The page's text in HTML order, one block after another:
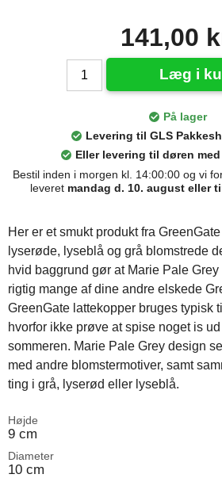
141,00
Læg i
På lager
Levering til GLS
Eller levering til døren med
Bestil inden i morgen kl. 14:00:00 og vi
leveret mandag d. 10. august eller
Her er et smukt produkt fra
lyserøde, lyseblå og grå blomstrede
hvid baggrund gør at Marie Pale
rigtig mange af dine andre elskede
GreenGate lattekopper bruges typisk
hvorfor ikke prøve at spise noget is
sommeren. Marie Pale Grey design
med andre blomstermotiver, samt
ting i grå, lyserød eller lyseblå.
Højde
9 cm
Diameter
10 cm